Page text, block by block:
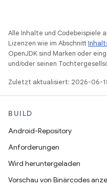
Alle Inhalte und Codebeispiele
Lizenzen wie im Abschnitt
OpenJDK sind Marken oder
und/oder seinen
Zuletzt aktualisiert: 2026-06-
BUILD
Android-Repository
Anforderungen
Wird heruntergeladen
Vorschau von Binärcodes